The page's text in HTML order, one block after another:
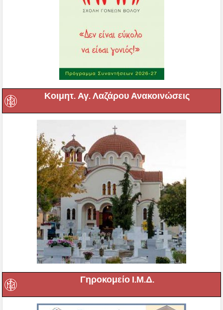
Κοιμητ. Αγ. Λαζάρου Ανακοινώσεις
Γηροκομείο Ι.Μ.Δ.